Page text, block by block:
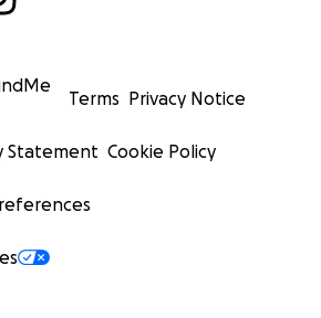
Terms Privacy Notice
Statement Cookie Policy